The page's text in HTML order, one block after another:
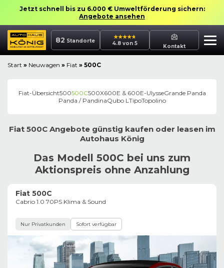
Jetzt schnell bis zu 6.000 € Umweltförderung sichern:
Angebote ansehen
82 Standorte 4.8 von 5 Kontakt
Start » Neuwagen » Fiat » 500C
Fiat-Übersicht500500C500X600E & 600E-UlysseGrande Panda
Panda / PandinaQubo LTipoTopolino
Fiat 500C Angebote günstig kaufen oder leasen im
Autohaus König
Das Modell 500C bei uns zum
Aktionspreis ohne Anzahlung
Fiat 500C
Cabrio 1.0 70PS Klima & Sound
Nur Privatkunden Sofort verfügbar